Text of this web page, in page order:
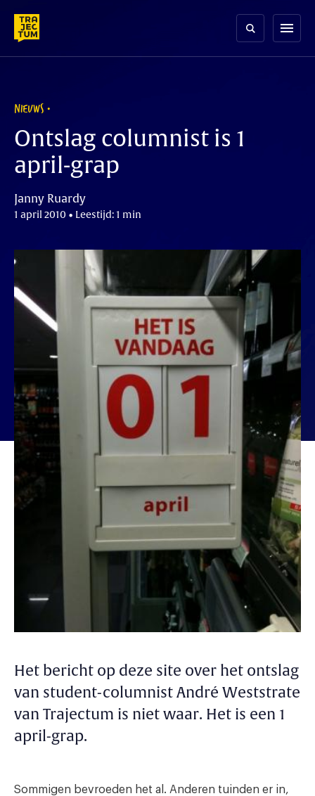
content
menu
NIEUWS
Ontslag columnist is 1
april-grap
Janny Ruardy
1 april 2010 • Leestijd: 1 min
Het bericht op deze site over het ontslag
van student-columnist André Weststrate
van Trajectum is niet waar. Het is een 1
april-grap.
Sommigen bevroeden het al. Anderen tuinden er in,